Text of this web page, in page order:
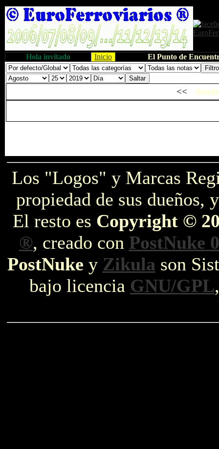
Hola invitado Inicio El Punto de
<<
Los "Logos" y Marcas
propiedad de sus dueños,
El resto es Copyright ©
®, creado con PostNuke
PostNuke y Zikula son
bajo licencia GNU/GPL